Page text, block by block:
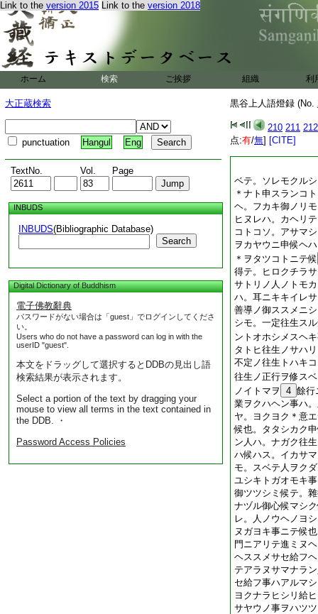
Link to the version 2015 Link to the version 2018
ホーム 検索 ご挨拶 組織 利
大正蔵検索
punctuation Hangul Eng
TextNo. Vol. Page
INBUDS
INBUDS(Bibliographic Database)
Search
Digital Dictionary of Buddhism
電子佛教辭典
パスワードがない場合は「guest」でログインしてくださ
い。
Users who do not have a password can log in with the
userID "guest".
本文をドラッグして選択するとDDBの見出し語
検索結果が表示されます。
Select a portion of the text by dragging your
mouse to view all terms in the text contained in
the DDB. ・
Password Access Policies
黒谷上人語燈録 (No.
210 211 212
点:有/無] [CITE]
ベテ。ソレモクル
＊ナト申スランコ
ヘ。フカキ御ノリ
ヒヌレハ。カヘリ
コトコソ。アサマ
ヲカヤウニ申候ヘ
＊ヲタツコトニテ候
得テ。ヒロクチラ
サトリノ人ノトモ
ハ。耳ニキキイレ
善導ノ御ススメニ
シモ。一定往生ス
ントオホシメスヘ
タトヒ往生ノサハ
不定ノ往生トハキ
往生ノ正行ヲ修ス
ノイトマヲ
4 餘行
業ヲクハヘン事ハ
ヤ。ヨクヨク＊意
候也。タタシカク
ン人ハ。ナガク往
ハ候ハス。イカサ
モ。スベテ人ヲク
ユシキトガオモキ
御ツツシミ候テ。
ナヅル御心候マシ
レ。人ノウヘノヨ
ヌガヨキ事ニテ候
門ニアリテ進ミヌ
ヘススメサセ給フ
テアラヌサマナラ
セ給フ事ハアルマ
ヨクナラヒシリ給
サヤウノ事ヲハツ